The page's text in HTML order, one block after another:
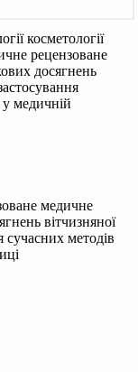
косметології
рецензоване
досягнень
у медичній
медичне
вітчизняної
сучасних методів